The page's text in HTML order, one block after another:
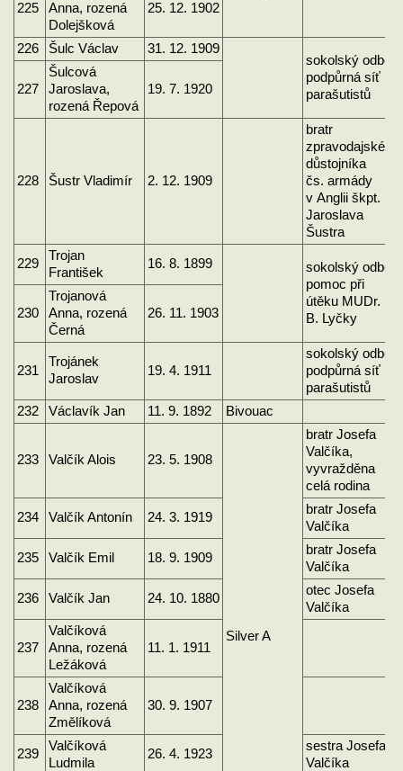
225
Anna, rozená
Dolejšková
25. 12. 1902
226 Šulc Václav
31. 12. 1909
sokolský odboj
podpůrná síť
parašutistů
227
Šulcová
Jaroslava,
rozená Řepová
19. 7. 1920
228 Šustr Vladimír 2. 12. 1909
bratr
zpravodajského
důstojníka
čs. armády
v Anglii škpt.
Jaroslava
Šustra
229
Trojan
František
16. 8. 1899
sokolský odboj
pomoc při
útěku MUDr.
B. Lyčky
230
Trojanová
Anna, rozená
Černá
26. 11. 1903
231
Trojánek
Jaroslav
19. 4. 1911
sokolský odboj,
podpůrná síť
parašutistů
232
Václavík Jan 11. 9. 1892 Bivouac
233 Valčík Alois 23. 5. 1908
Silver A
bratr Josefa
Valčíka,
vyvražděna
celá rodina
234 Valčík Antonín 24. 3. 1919
bratr Josefa
Valčíka
235 Valčík Emil 18. 9. 1909
bratr Josefa
Valčíka
236 Valčík Jan 24. 10. 1880
otec Josefa
Valčíka
237
Valčíková
Anna, rozená
Ležáková
11. 1. 1911
238
Valčíková
Anna, rozená
Změlíková
30. 9. 1907
239
Valčíková
Ludmila
26. 4. 1923
sestra Josefa
Valčíka